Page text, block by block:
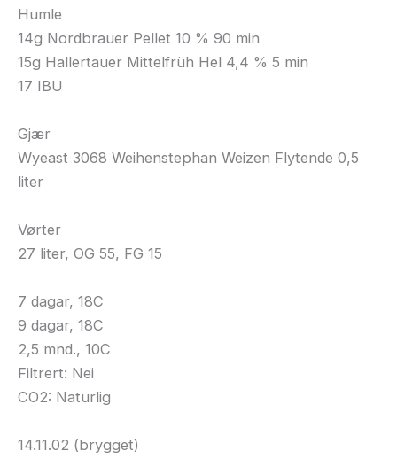
Humle
14g Nordbrauer Pellet 10 % 90 min
15g Hallertauer Mittelfrüh Hel 4,4 % 5 min
17 IBU
Gjær
Wyeast 3068 Weihenstephan Weizen Flytende 0,5
liter
Vørter
27 liter, OG 55, FG 15
7 dagar, 18C
9 dagar, 18C
2,5 mnd., 10C
Filtrert: Nei
CO2: Naturlig
14.11.02 (brygget)